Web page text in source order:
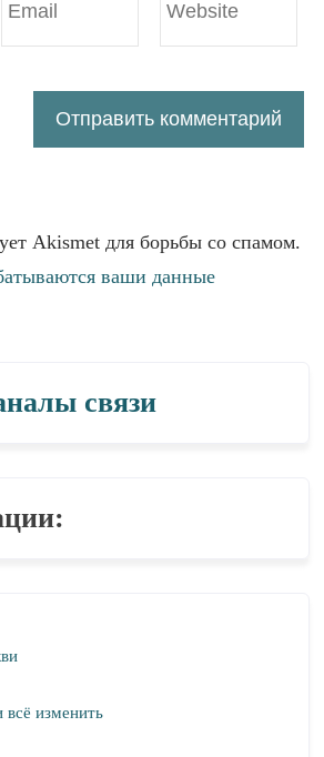
Akismet для борьбы со спамом.
ваши данные
связи
всё изменить